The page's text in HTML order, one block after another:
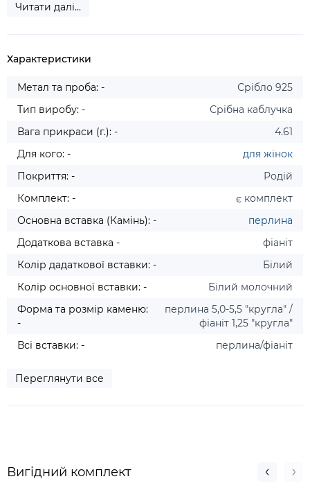
Читати далі...
Характеристики
Метал та проба: -
Срібло 925
Тип виробу: -
Срібна каблучка
Вага прикраси (г.): -
4.61
Для кого: -
для жінок
Покриття: -
Родій
Комплект: -
є комплект
Основна вставка (Камінь): -
перлина
Додаткова вставка -
фіаніт
Колір дадаткової вставки: -
Білий
Колір основної вставки: -
Білий молочний
Форма та розмір каменю:
-
перлина 5,0-5,5 "кругла" /
фіаніт 1,25 "кругла"
Всі вставки: -
перлина/фіаніт
Переглянути все
Вигідний комплект